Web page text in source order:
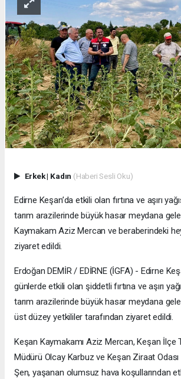
Erkek| Kadın (Haberi Sesli Oku)
Edirne Keşan’da etkili olan fırtına ve aşırı
tarım arazilerinde büyük hasar meydana
Kaymakam Aziz Mercan ve beraberindeki
ziyaret edildi.
Erdoğan DEMİR / EDİRNE (İGFA) - Edirne
günlerde etkili olan şiddetli fırtına ve aşırı
tarım arazilerinde büyük hasar meydana
üst düzey yetkililer tarafından ziyaret edildi.
Keşan Kaymakamı Aziz Mercan, Keşan İlçe
Müdürü Olcay Karbuz ve Keşan Ziraat Odası
Şen, yaşanan olumsuz hava koşullarından